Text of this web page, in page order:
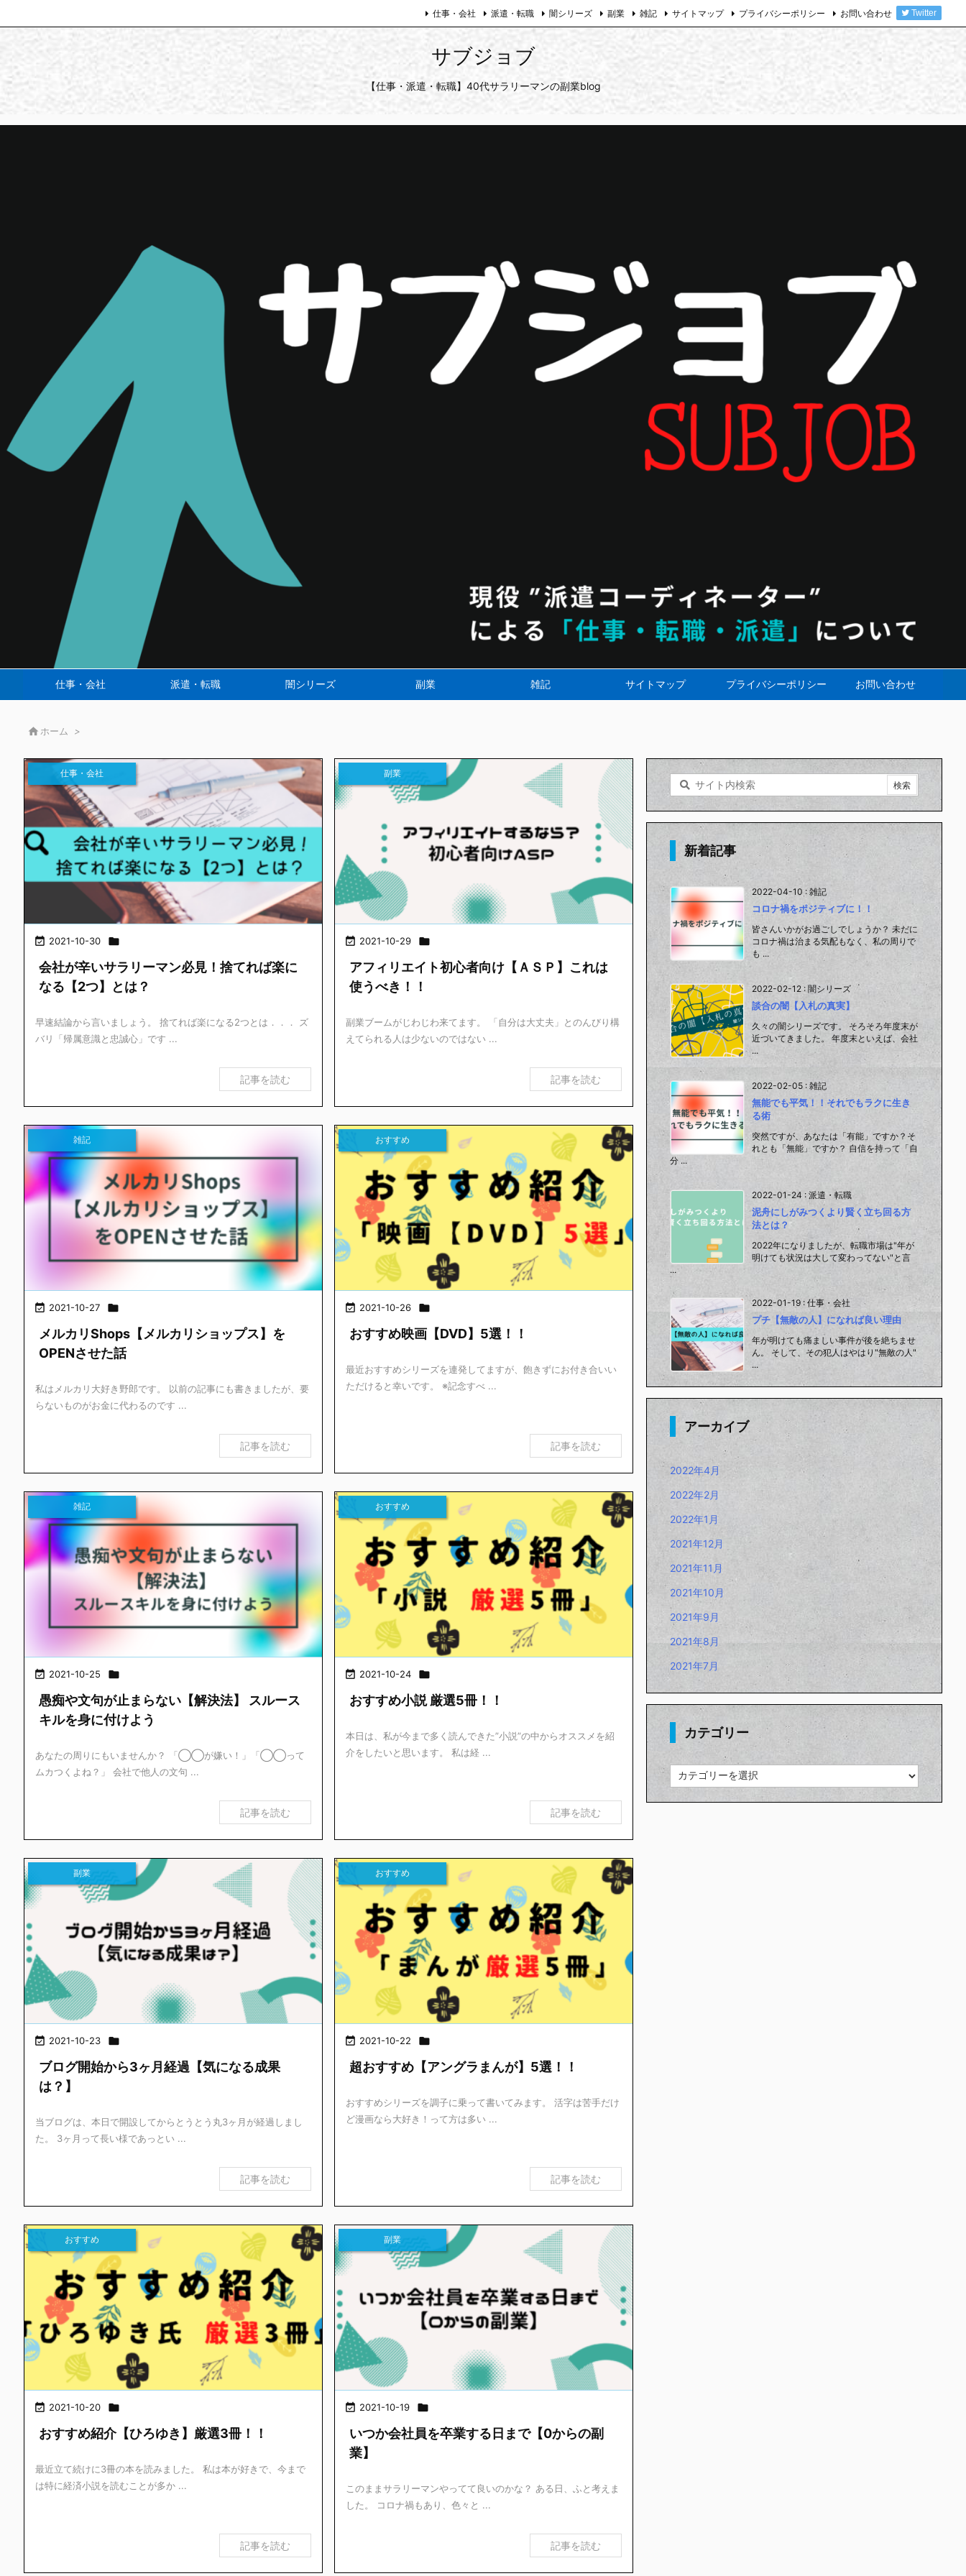
サブジョブ
【仕事・派遣・転職】40代サラリーマンの副業blog
仕事・会社 派遣・転職 闇シリーズ 副業 雑記 サイトマップ プライバシーポリシー お問い合わせ
仕事・会社 派遣・転職 闇シリーズ 副業 雑記 サイトマップ プライバシーポリシー お問い合わせ Twitter
 ホーム >
 2021-10-30 
仕事・会社
会社が辛いサラリーマン必見！捨てれば楽に
なる【2つ】とは？
早速結論から言いましょう。 捨てれば楽になる2つとは．．． ズ
バリ「帰属意識と忠誠心」です ...
記事を読む
 2021-10-29 
副業
アフィリエイト初心者向け【ＡＳＰ】これは
使うべき！！
副業ブームがじわじわ来てます。 「自分は大丈夫」とのんびり構
えてられる人は少ないのではない ...
記事を読む
 2021-10-27 
雑記
メルカリShops【メルカリショップス】を
OPENさせた話
私はメルカリ大好き野郎です。 以前の記事にも書きましたが、要
らないものがお金に代わるのです ...
記事を読む
 2021-10-26 
おすすめ
おすすめ映画【DVD】5選！！
最近おすすめシリーズを連発してますが、飽きずにお付き合いい
ただけると幸いです。 ※記念すべ ...
記事を読む
 2021-10-25 
雑記
愚痴や文句が止まらない【解決法】 スルース
キルを身に付けよう
あなたの周りにもいませんか？ 「◯◯が嫌い！」「◯◯って
ムカつくよね？」 会社で他人の文句 ...
記事を読む
 2021-10-24 
おすすめ
おすすめ小説 厳選5冊！！
本日は、私が今まで多く読んできた”小説”の中からオススメを紹
介をしたいと思います。 私は経 ...
記事を読む
 2021-10-23 
副業
ブログ開始から3ヶ月経過【気になる成果
は？】
当ブログは、本日で開設してからとうとう丸3ヶ月が経過しまし
た。 3ヶ月って長い様であっとい ...
記事を読む
 2021-10-22 
おすすめ
超おすすめ【アングラまんが】5選！！
おすすめシリーズを調子に乗って書いてみます。 活字は苦手だけ
ど漫画なら大好き！って方は多い ...
記事を読む
 2021-10-20 
おすすめ
おすすめ紹介【ひろゆき】厳選3冊！！
最近立て続けに3冊の本を読みました。 私は本が好きで、今まで
は特に経済小説を読むことが多か ...
記事を読む
 2021-10-19 
副業
いつか会社員を卒業する日まで【0からの副
業】
このままサラリーマンやってて良いのかな？ ある日、ふと考えま
した。 コロナ禍もあり、色々と ...
記事を読む
新着記事
2022-04-10 : 雑記
コロナ禍をポジティブに！！
皆さんいかがお過ごしでしょうか？ 未だに
コロナ禍は治まる気配もなく、私の周りで
も ...
2022-02-12 : 闇シリーズ
談合の闇【入札の真実】
久々の闇シリーズです。 そろそろ年度末が
近づいてきました。 年度末といえば、会社
...
2022-02-05 : 雑記
無能でも平気！！それでもラクに生き
る術
突然ですが、あなたは「有能」ですか？そ
れとも「無能」ですか？ 自信を持って「自
分 ...
2022-01-24 : 派遣・転職
泥舟にしがみつくより賢く立ち回る方
法とは？
2022年になりましたが、転職市場は"年が
明けても状況は大して変わってない"と言
...
2022-01-19 : 仕事・会社
プチ【無敵の人】になれば良い理由
年が明けても痛ましい事件が後を絶ちませ
ん。 そして、その犯人はやはり"無敵の人"
...
アーカイブ
2022年4月
2022年2月
2022年1月
2021年12月
2021年11月
2021年10月
2021年9月
2021年8月
2021年7月
カテゴリー
テ